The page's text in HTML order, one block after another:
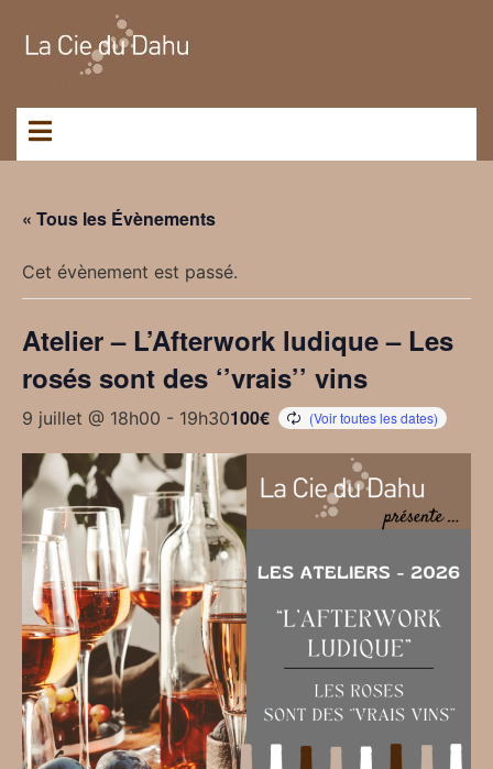
« Tous les Évènements
Cet évènement est passé.
Atelier – L’Afterwork ludique – Les
rosés sont des ‘’vrais’’ vins
9 juillet @ 18h00 - 19h30100€
Panneau de gestion des cookies